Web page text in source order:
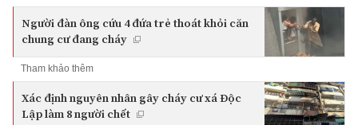
Người đàn ông cứu 4 đứa trẻ thoát khỏi căn
chung cư đang cháy
Tham khảo thêm
Xác định nguyên nhân gây cháy cư xá Độc
Lập làm 8 người chết